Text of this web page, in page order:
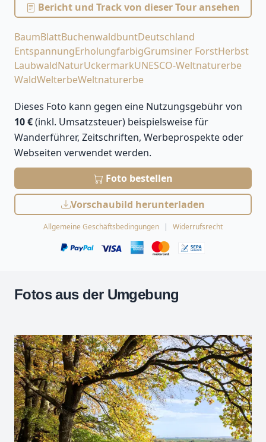
Bericht und Track von dieser Tour ansehen
BaumBlattBuchenwaldbuntDeutschland
EntspannungErholungfarbigGrumsiner ForstHerbst
LaubwaldNaturUckermarkUNESCO-Weltnaturerbe
WaldWelterbeWeltnaturerbe
Dieses Foto kann gegen eine Nutzungsgebühr von
10 €(inkl. Umsatzsteuer) beispielsweise für
Wanderführer, Zeitschriften, Werbeprospekte oder
Webseiten verwendet werden.
Foto bestellen
Vorschaubild herunterladen
Allgemeine Geschäftsbedingungen Widerrufsrecht
Fotos aus der Umgebung
+
−